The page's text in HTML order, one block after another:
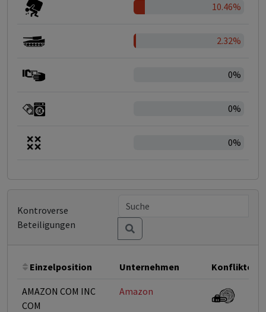
10.46%
2.32%
0%
0%
0%
Kontroverse
Beteiligungen
Einzelposition Unternehmen Konflikte
AMAZON COM INC
COM
Amazon